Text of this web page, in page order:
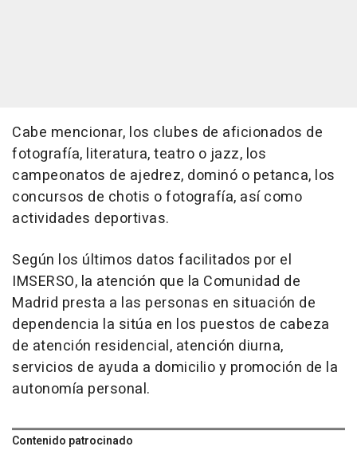
Cabe mencionar, los clubes de aficionados de
fotografía, literatura, teatro o jazz, los
campeonatos de ajedrez, dominó o petanca, los
concursos de chotis o fotografía, así como
actividades deportivas.
Según los últimos datos facilitados por el
IMSERSO, la atención que la Comunidad de
Madrid presta a las personas en situación de
dependencia la sitúa en los puestos de cabeza
de atención residencial, atención diurna,
servicios de ayuda a domicilio y promoción de la
autonomía personal.
Contenido patrocinado